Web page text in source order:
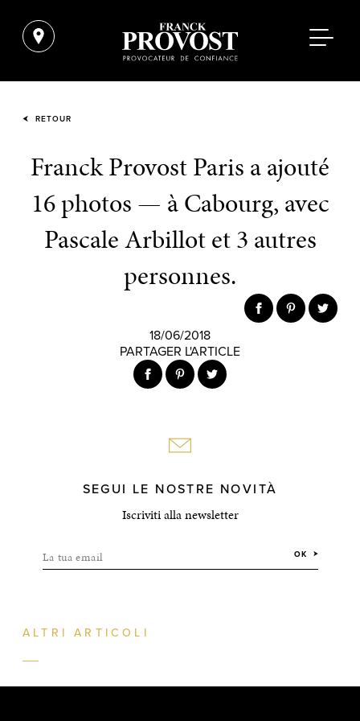
RETOUR
Franck Provost Paris a ajouté
16 photos — à Cabourg, avec
Pascale Arbillot et 3 autres
personnes.
18/06/2018
PARTAGER L'ARTICLE
SEGUI LE NOSTRE NOVITÀ
Iscriviti alla newsletter
La tua email OK
ALTRI ARTICOLI